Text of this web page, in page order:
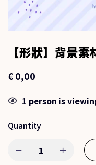
【形狀】背景
€0,00
1 person is
Quantity